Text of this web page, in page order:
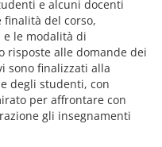
e alcuni docenti
del corso,
le modalità di
risposte alle domande dei
sono finalizzati alla
degli studenti, con
per affrontare con
gli insegnamenti